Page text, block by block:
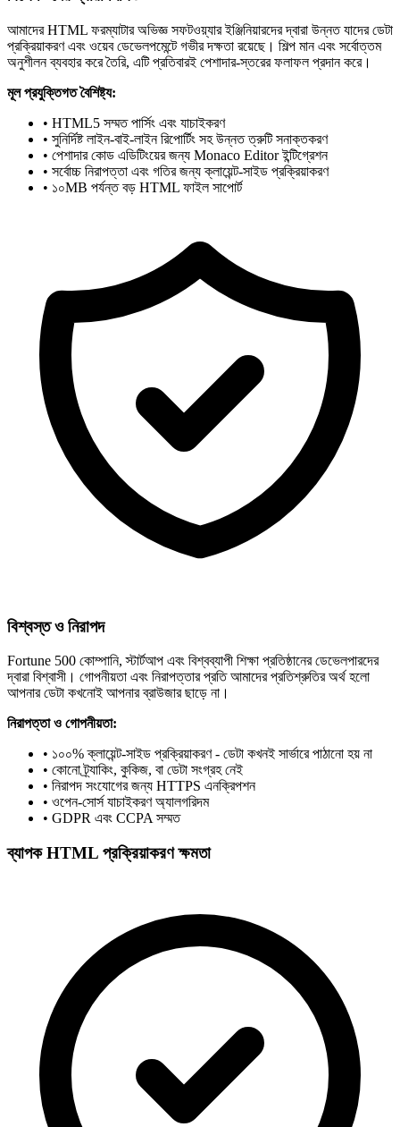
আমাদের HTML ফরম্যাটার অভিজ্ঞ সফটওয়্যার ইঞ্জিনিয়ারদের দ্বারা উন্নত যাদের ডেটা
প্রক্রিয়াকরণ এবং ওয়েব ডেভেলপমেন্টে গভীর দক্ষতা রয়েছে। শিল্প মান এবং সর্বোত্তম
অনুশীলন ব্যবহার করে তৈরি, এটি প্রতিবারই পেশাদার-স্তরের ফলাফল প্রদান করে।
মূল প্রযুক্তিগত বৈশিষ্ট্য:
• HTML5 সম্মত পার্সিং এবং যাচাইকরণ
• সুনির্দিষ্ট লাইন-বাই-লাইন রিপোর্টিং সহ উন্নত ত্রুটি সনাক্তকরণ
• পেশাদার কোড এডিটিংয়ের জন্য Monaco Editor ইন্টিগ্রেশন
• সর্বোচ্চ নিরাপত্তা এবং গতির জন্য ক্লায়েন্ট-সাইড প্রক্রিয়াকরণ
• ১০MB পর্যন্ত বড় HTML ফাইল সাপোর্ট
বিশ্বস্ত ও নিরাপদ
Fortune 500 কোম্পানি, স্টার্টআপ এবং বিশ্বব্যাপী শিক্ষা প্রতিষ্ঠানের ডেভেলপারদের
দ্বারা বিশ্বাসী। গোপনীয়তা এবং নিরাপত্তার প্রতি আমাদের প্রতিশ্রুতির অর্থ হলো
আপনার ডেটা কখনোই আপনার ব্রাউজার ছাড়ে না।
নিরাপত্তা ও গোপনীয়তা:
• ১০০% ক্লায়েন্ট-সাইড প্রক্রিয়াকরণ - ডেটা কখনই সার্ভারে পাঠানো হয় না
• কোনো ট্র্যাকিং, কুকিজ, বা ডেটা সংগ্রহ নেই
• নিরাপদ সংযোগের জন্য HTTPS এনক্রিপশন
• ওপেন-সোর্স যাচাইকরণ অ্যালগরিদম
• GDPR এবং CCPA সম্মত
ব্যাপক HTML প্রক্রিয়াকরণ ক্ষমতা